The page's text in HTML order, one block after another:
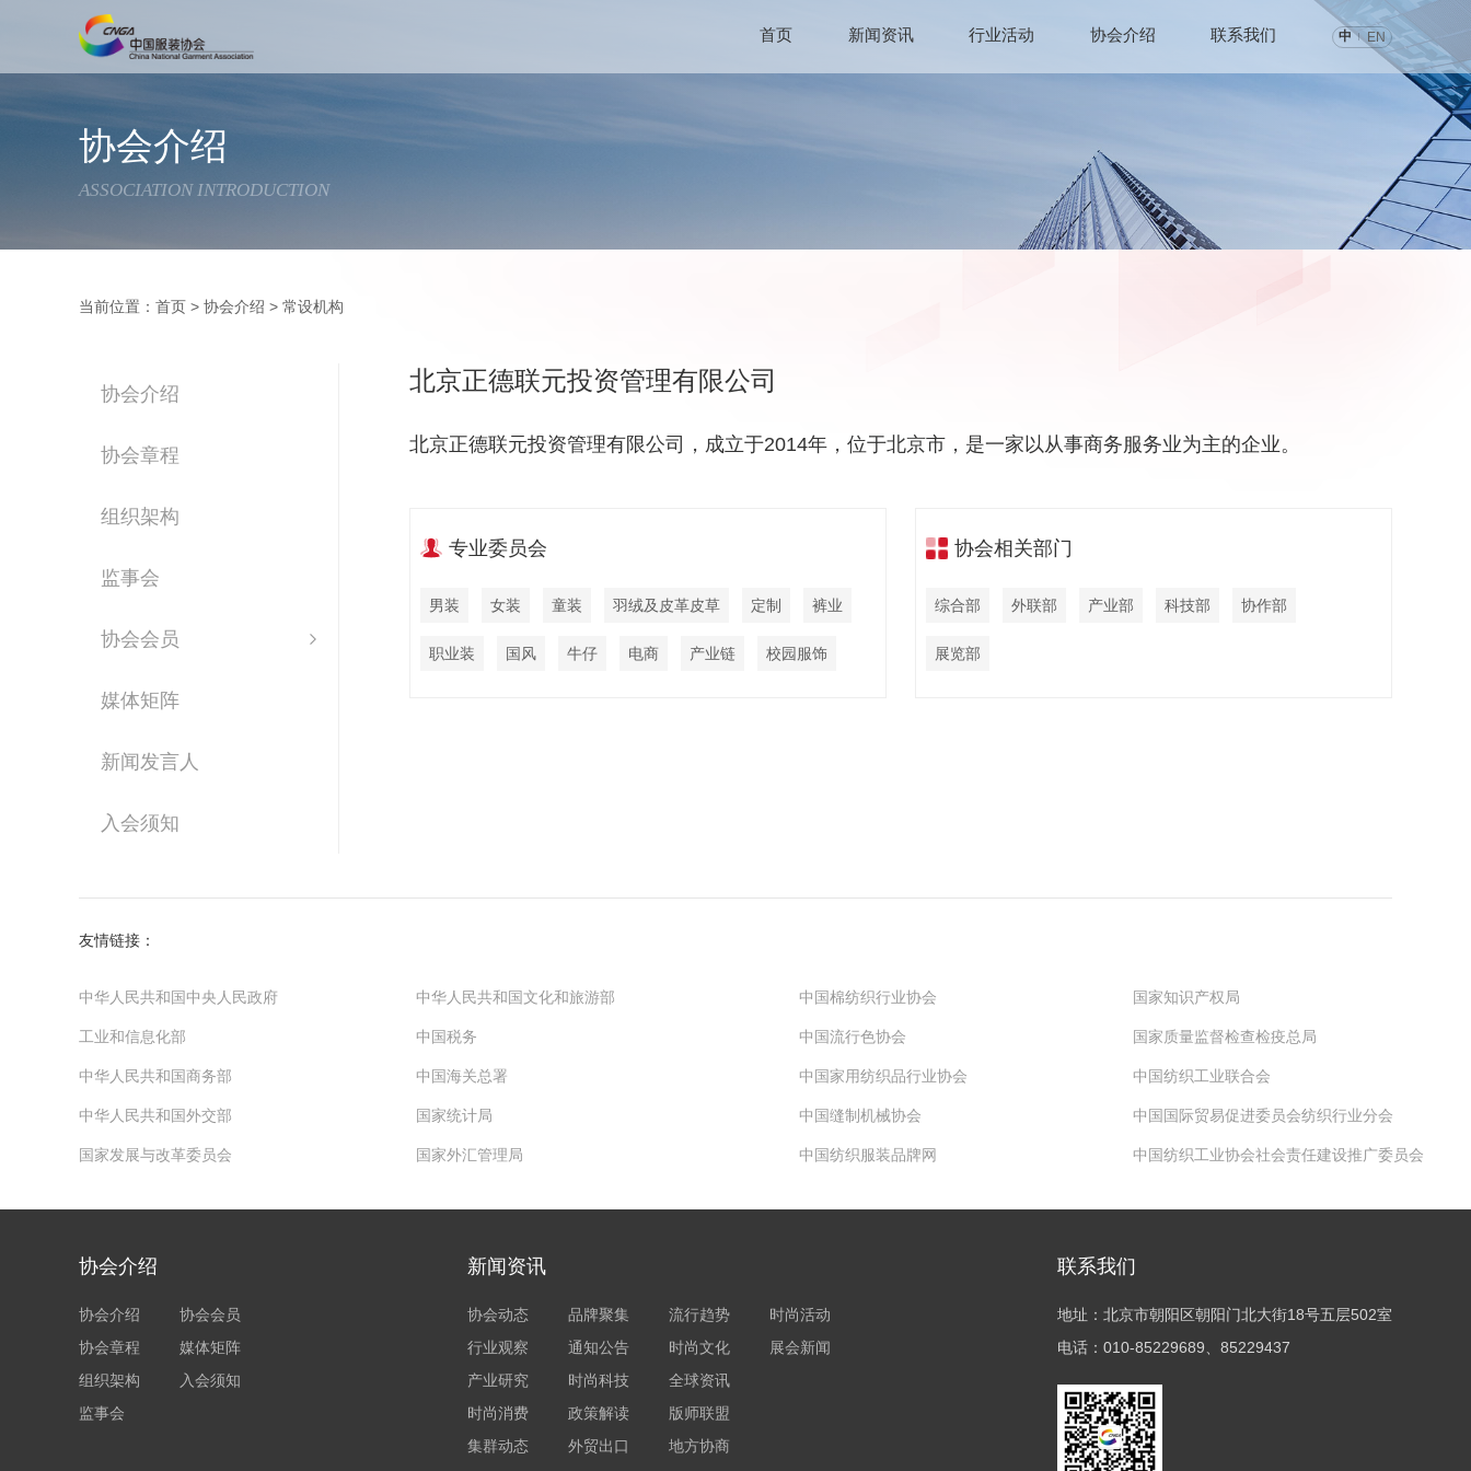
首页 新闻资讯 行业活动 协会介绍 联系我们 中 EN
协会介绍
ASSOCIATION INTRODUCTION
当前位置： 首页 > 协会介绍 > 常设机构
协会介绍
协会章程
组织架构
监事会
协会会员
媒体矩阵
新闻发言人
入会须知
北京正德联元投资管理有限公司
北京正德联元投资管理有限公司，成立于2014年，位于北京市，是一家以从事商务服务业为主的企业。
专业委员会
男装 女装 童装 羽绒及皮革皮草 定制 裤业
职业装 国风 牛仔 电商 产业链 校园服饰
协会相关部门
综合部 外联部 产业部 科技部 协作部
展览部
友情链接：
中华人民共和国中央人民政府
工业和信息化部
中华人民共和国商务部
中华人民共和国外交部
国家发展与改革委员会
中华人民共和国文化和旅游部
中国税务
中国海关总署
国家统计局
国家外汇管理局
中国棉纺织行业协会
中国流行色协会
中国家用纺织品行业协会
中国缝制机械协会
中国纺织服装品牌网
国家知识产权局
国家质量监督检查检疫总局
中国纺织工业联合会
中国国际贸易促进委员会纺织行业分会
中国纺织工业协会社会责任建设推广委员会
协会介绍
协会介绍
协会章程
组织架构
监事会
协会会员
媒体矩阵
入会须知
新闻资讯
协会动态
行业观察
产业研究
时尚消费
集群动态
品牌聚集
通知公告
时尚科技
政策解读
外贸出口
流行趋势
时尚文化
全球资讯
版师联盟
地方协商
时尚活动
展会新闻
联系我们
地址：北京市朝阳区朝阳门北大街18号五层502室
电话：010-85229689、85229437